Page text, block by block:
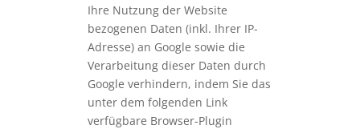
Ihre Nutzung der Website
bezogenen Daten (inkl. Ihrer IP-
Adresse) an Google sowie die
Verarbeitung dieser Daten durch
Google verhindern, indem Sie das
unter dem folgenden Link
verfügbare Browser-Plugin